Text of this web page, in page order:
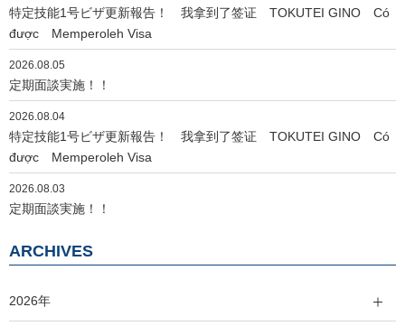
特定技能1号ビザ更新報告！ 我拿到了签证 TOKUTEI GINO Có
được Memperoleh Visa
2026.08.05
定期面談実施！！
2026.08.04
特定技能1号ビザ更新報告！ 我拿到了签证 TOKUTEI GINO Có
được Memperoleh Visa
2026.08.03
定期面談実施！！
ARCHIVES
2026年